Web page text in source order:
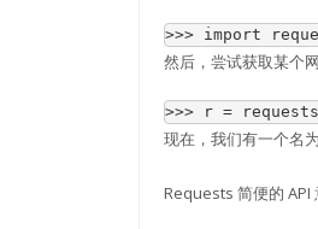
>>> import
然后，尝试获取某个
>>> r = requests
现在，我们有一个名为
Requests 简便的 API